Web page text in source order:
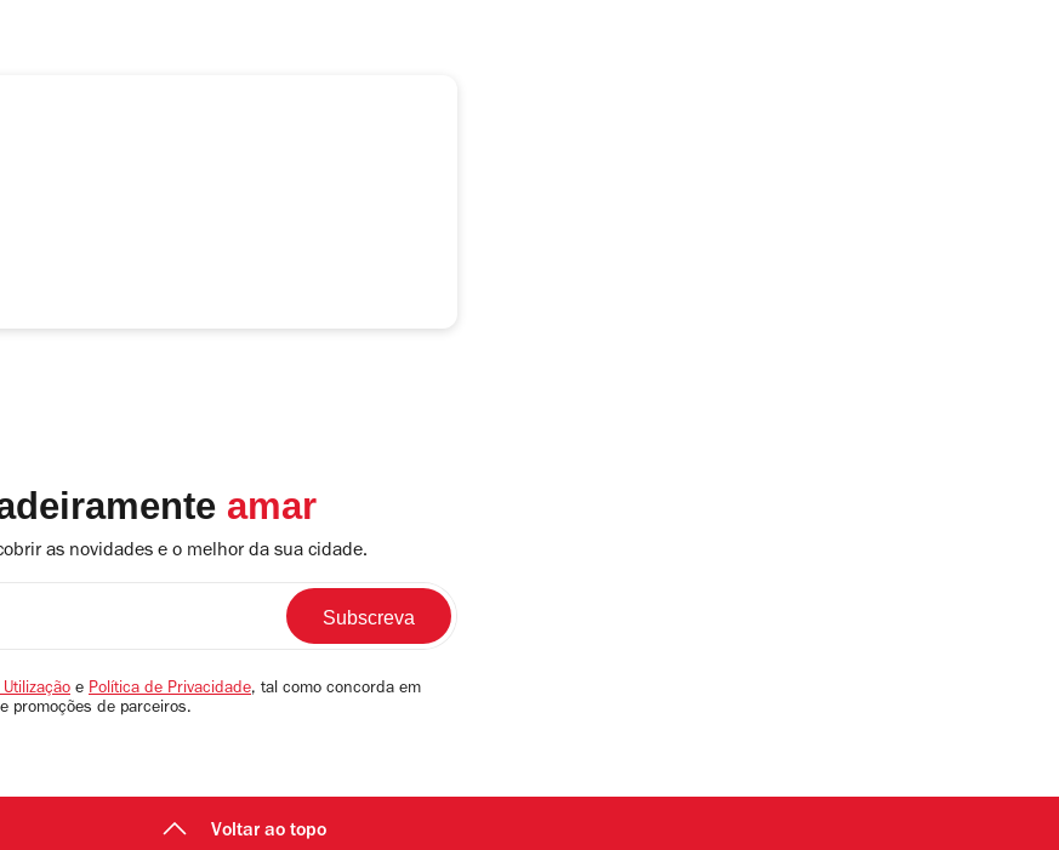
amar
as novidades e o melhor da sua cidade.
e Política de Privacidade, tal como concorda em
promoções de parceiros.
Voltar ao topo